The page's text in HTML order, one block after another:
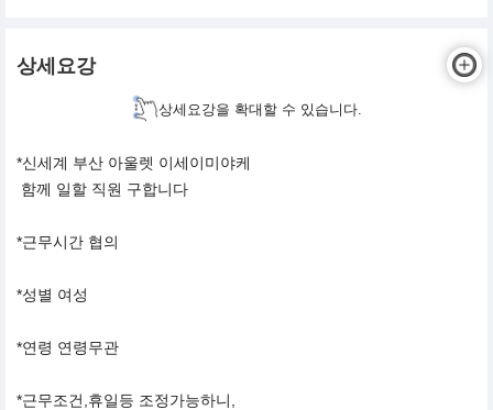
상세요강
상세요강을 확대할 수 있습니다.
*신세계 부산 아울렛 이세이미야케
함께 일할 직원 구합니다
*근무시간 협의
*성별 여성
*연령 연령무관
*근무조건,휴일등 조정가능하니,